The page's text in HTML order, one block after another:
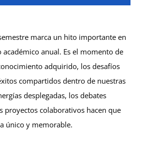
marca un hito importante en
anual. Es el momento de
adquirido, los desafíos
compartidos dentro de nuestras
desplegadas, los debates
proyectos colaborativos hacen que
único y memorable.